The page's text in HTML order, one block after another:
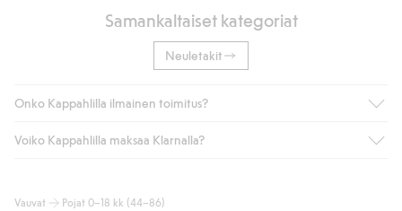
Samankaltaiset kategoriat
Neuletakit
Onko Kappahlilla ilmainen toimitus?
Jos olet Kappahl Clubin jäsen, saat aina ilmaisen toimituksen
kotiinkuljetusta). Toimituskulut poistuvat automaattisesti, kun
Voiko Kappahlilla maksaa Klarnalla?
maksutavat, kuten laskun, sekä muita maksuvaihtoehtoja.
Vauvat Pojat 0–18 kk (44–86)